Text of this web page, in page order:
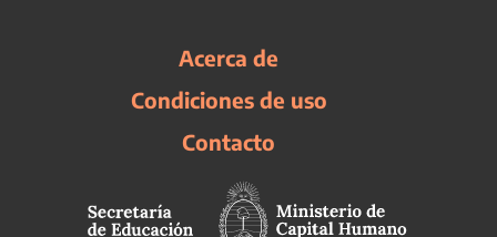
Acerca de
Condiciones de uso
Contacto